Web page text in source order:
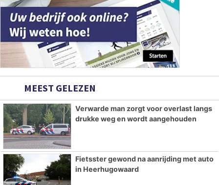
MEEST GELEZEN
Verwarde man zorgt voor overlast langs
drukke weg en wordt aangehouden
Fietsster gewond na aanrijding met auto
in Heerhugowaard